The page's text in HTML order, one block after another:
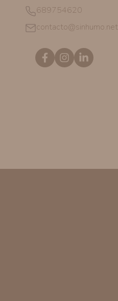
689754620
contacto@sinhumo.net